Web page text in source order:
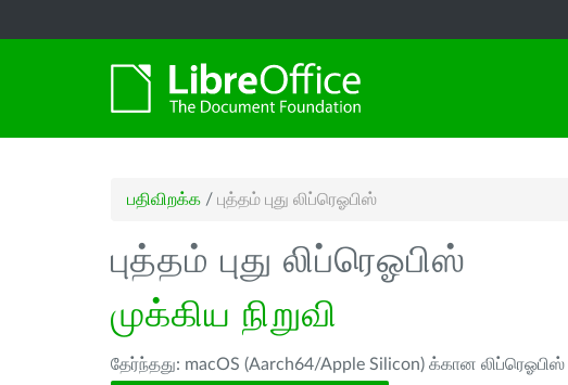
பதிவிறக்க / புத்தம் புது லிப்ரெஓபிஸ்
புத்தம் புது லிப்ரெஓபிஸ்
முக்கிய நிறுவி
தேர்ந்தது: macOS (Aarch64/Apple Silicon) க்கான லிப்ரெஓபிஸ்